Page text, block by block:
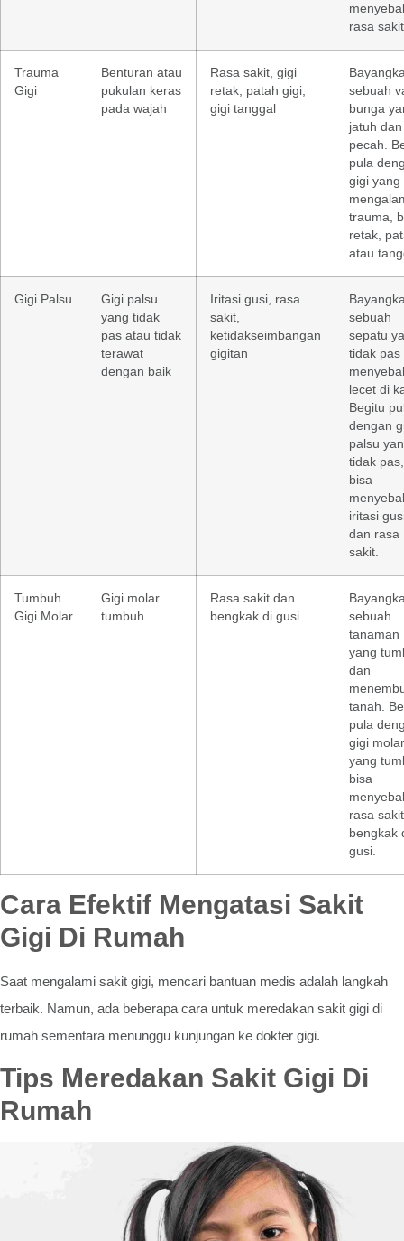
rasa
Trauma
Gigi
Benturan atau
pukulan keras
pada wajah
Rasa sakit, gigi
retak, patah gigi,
gigi tanggal
sebuah
bunga
jatuh dan
pecah.
pula
gigi yang
trauma,
retak,
atau
Gigi Palsu
Gigi palsu
yang tidak
pas atau tidak
terawat
dengan baik
Iritasi gusi, rasa
sakit,
ketidakseimbangan
gigitan
sebuah
sepatu
tidak pas
lecet di
Begitu
dengan
palsu
tidak pas,
bisa
iritasi
dan rasa
sakit.
Tumbuh
Gigi Molar
Gigi molar
tumbuh
Rasa sakit dan
bengkak di gusi
sebuah
tanaman
yang
dan
tanah.
pula
gigi molar
yang
bisa
rasa
bengkak
gusi.
Cara Efektif Mengatasi Sakit
Gigi Di Rumah
Saat mengalami sakit gigi, mencari bantuan medis adalah langkah
terbaik. Namun, ada beberapa cara untuk meredakan sakit gigi di
rumah sementara menunggu kunjungan ke dokter gigi.
Tips Meredakan Sakit Gigi Di
Rumah